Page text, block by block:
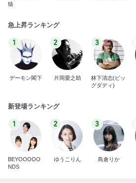
猿
急上昇ランキング
1
デーモン閣下
2
片岡愛之助
3
林下清志(ビッ
グダディ)
新登場ランキング
1
BEYOOOOO
NDS
2
ゆうこりん
3
島倉りか